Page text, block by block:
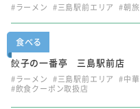
#ラーメン #三島駅前エリア #朝旅
食べる
餃子の一番亭 三島駅前店
#ラーメン #三島駅前エリア #中華
#飲食クーポン取扱店